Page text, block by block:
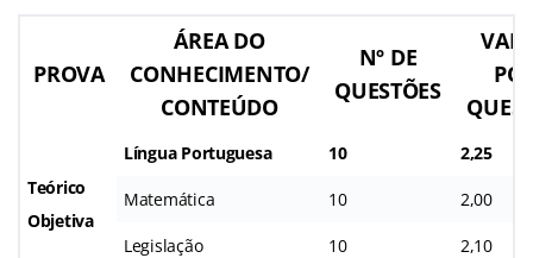
PROVA
ÁREA DO
CONHECIMENTO/
CONTEÚDO
Nº DE
QUESTÕES
Teórico
Objetiva
Língua Portuguesa 10 2,25
Matemática 10 2,00
Legislação 10 2,10